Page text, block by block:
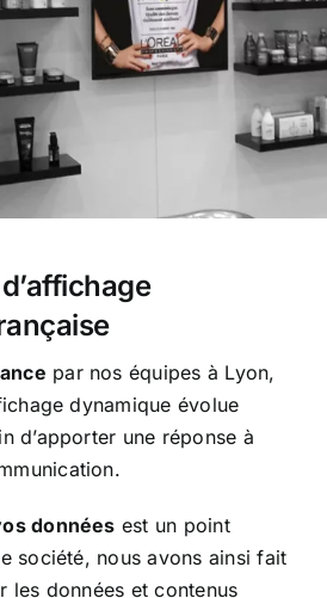
par nos équipes à Lyon,
dynamique évolue
d’apporter une réponse à
données est un point
société, nous avons ainsi fait
les données et contenus